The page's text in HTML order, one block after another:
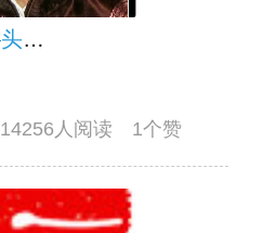
写给远去的父亲 ——头七祭文
14256人阅读 1个赞